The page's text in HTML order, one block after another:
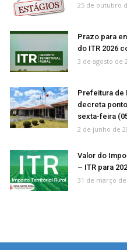
25 de outubro
Prazo para
do ITR 2026
3 de agosto de
Prefeitura de
decreta
sexta-feira
2 de junho de
Valor do
– ITR para
31 de março de